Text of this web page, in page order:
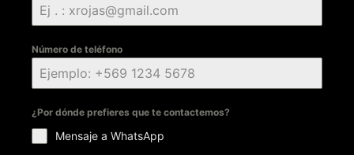
Número de teléfono
¿Por dónde prefieres que te contactemos?
Mensaje a WhatsApp